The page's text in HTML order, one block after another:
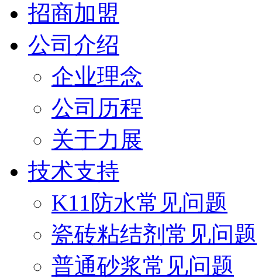
招商加盟
公司介绍
企业理念
公司历程
关于力展
技术支持
K11防水常见问题
瓷砖粘结剂常见问题
普通砂浆常见问题